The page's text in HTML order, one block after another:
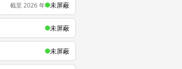
截至 2026 年 未屏蔽
未屏蔽
未屏蔽